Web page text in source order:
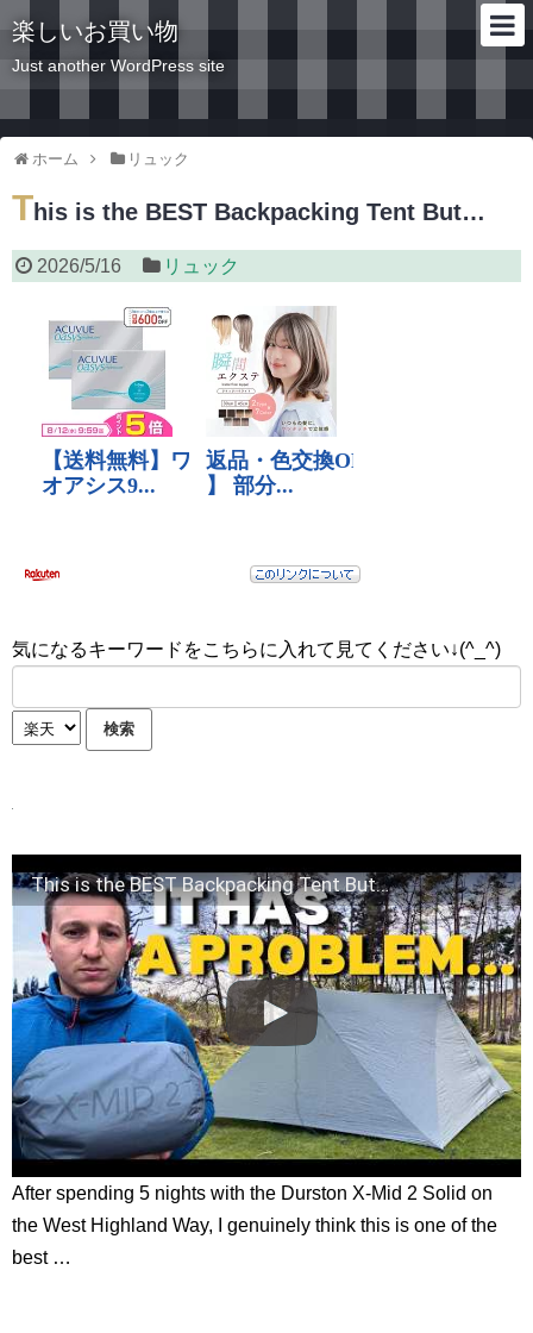
楽しいお買い物
Just another WordPress site
ホーム リュック
This is the BEST Backpacking Tent But…
2026/5/16 リュック
気になるキーワードをこちらに入れて見てください↓(^_^)
This is the BEST Backpacking Tent But…
After spending 5 nights with the Durston X-Mid 2 Solid on
the West Highland Way, I genuinely think this is one of the
best …